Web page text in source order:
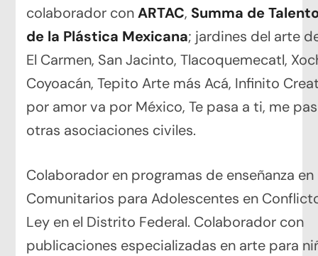
colaborador conARTAC, Summa de
de la Plástica Mexicana; jardines del arte
El Carmen, San Jacinto, Tlacoquemecatl,
Coyoacán, Tepito Arte más Acá, Infinito
por amor va por México, Te pasa a ti, me
otras asociaciones civiles.
Colaborador en programas de enseñanza
Comunitarios para Adolescentes en
Ley en el Distrito Federal. Colaborador con
publicaciones especializadas en arte para